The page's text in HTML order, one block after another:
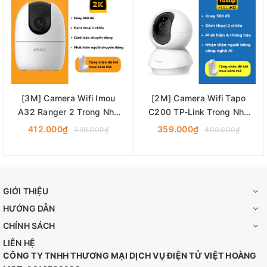
[3M] Camera Wifi Imou
A32 Ranger 2 Trong Nhà
Xoay 360 Độ, Đàm Thoại 2
412.000₫ 469.000₫
[2M] Camera Wifi Tapo
C200 TP-Link Trong Nhà
Xoay 360 Độ, Đàm Thoại 2
359.000₫ 409.000₫
GIỚI THIỆU
HƯỚNG DẪN
CHÍNH SÁCH
LIÊN HỆ
CÔNG TY TNHH THƯƠNG MẠI DỊCH VỤ ĐIỆN TỬ VIỆT HOÀNG